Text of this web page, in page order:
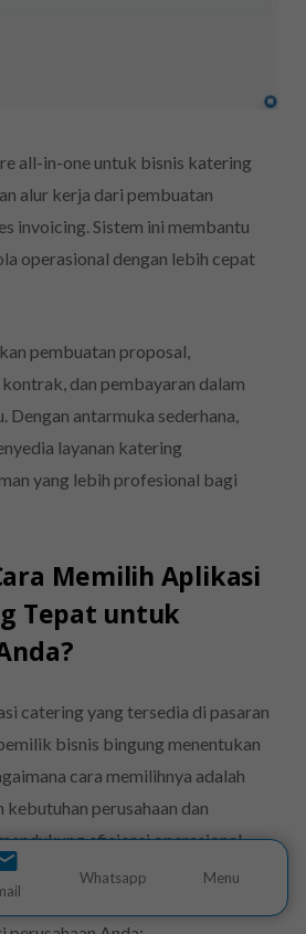
Whatsapp Menu
all-in-one untuk bisnis katering
alur kerja dari pembuatan
invoicing. Sistem ini membantu
operasional dengan lebih cepat
pembuatan proposal,
dan pembayaran dalam
antarmuka sederhana,
layanan katering
yang lebih profesional bagi
Memilih Aplikasi
Tepat untuk
catering yang tersedia di pasaran
bisnis bingung menentukan
cara memilihnya adalah
kebutuhan perusahaan dan
efisiensi operasional.
membantu menentukan aplikasi